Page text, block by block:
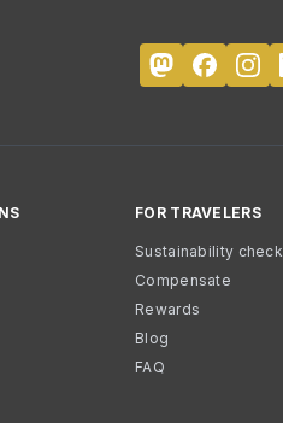
FOR TRAVELERS
Sustainability check
Compensate
Rewards
Blog
FAQ